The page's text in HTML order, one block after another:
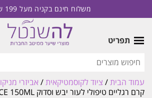
משלוח חינם בקניה מעל 199 ש"ח
תפריט
עמוד הבית/ ציוד לקוסמטיקאית/ אביזרי
קרם רגליים טיפולי לעור יבש וסדוק CLEARANCE 150ML